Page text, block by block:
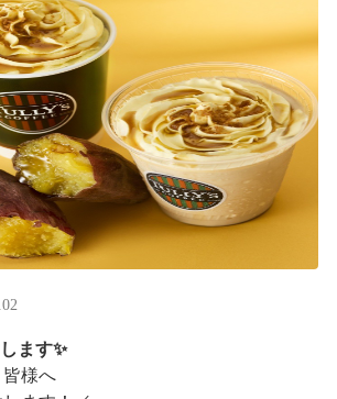
ー体験イベントも実施中▼
ます✨
様へ